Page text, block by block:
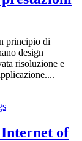
principio di
design
risoluzione e
of